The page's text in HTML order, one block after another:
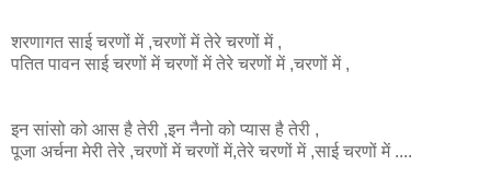
शरणागत साई चरणों में ,चरणों में तेरे चरणों में ,
पतित पावन साई चरणों में चरणों में तेरे चरणों में ,चरणों में ,
इन सांसो को आस है तेरी ,इन नैनो को प्यास है तेरी ,
पूजा अर्चना मेरी तेरे ,चरणों में चरणों में,तेरे चरणों में ,साई चरणों में ....